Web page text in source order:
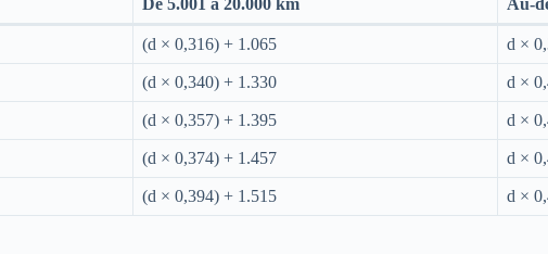
De 5.001 à 20.000 km Au-
(d × 0,316) + 1.065 d ×
(d × 0,340) + 1.330 d ×
(d × 0,357) + 1.395 d ×
(d × 0,374) + 1.457 d ×
(d × 0,394) + 1.515
d ×